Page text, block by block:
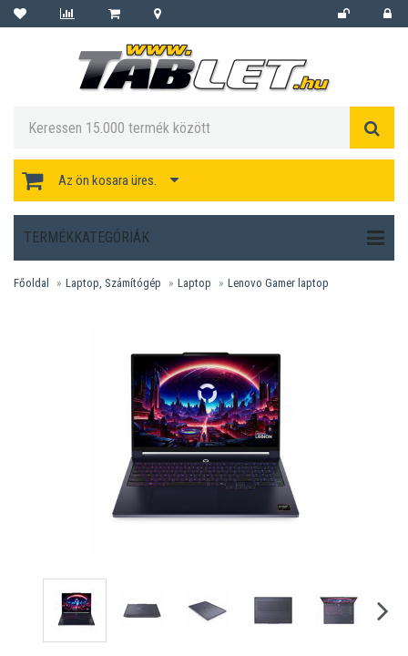
Az ön kosara üres.
TERMÉKKATEGÓRIÁK
Főoldal Laptop, Számítógép Laptop Lenovo Gamer laptop